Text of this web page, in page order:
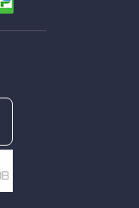
юзао
летом
классов
каникулы